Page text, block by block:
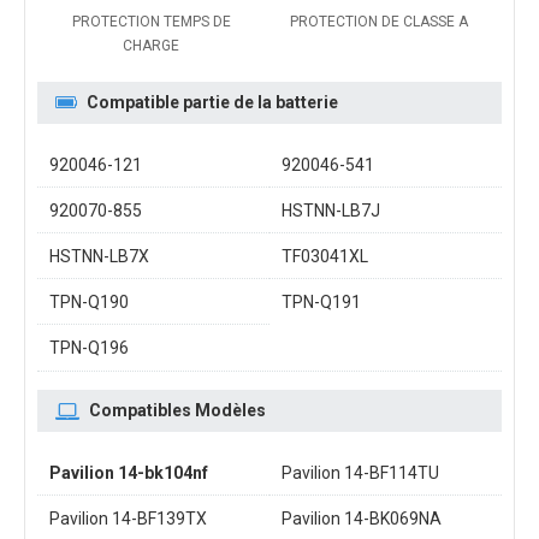
PROTECTION TEMPS DE
CHARGE
PROTECTION DE CLASSE A
Compatible partie de la batterie
920046-121 920046-541
920070-855 HSTNN-LB7J
HSTNN-LB7X TF03041XL
TPN-Q190 TPN-Q191
TPN-Q196
Compatibles Modèles
Pavilion 14-bk104nf Pavilion 14-BF114TU
Pavilion 14-BF139TX Pavilion 14-BK069NA